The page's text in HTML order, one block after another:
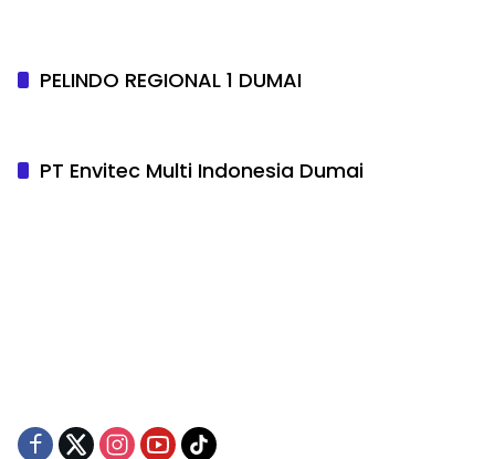
PELINDO REGIONAL 1 DUMAI
PT Envitec Multi Indonesia Dumai